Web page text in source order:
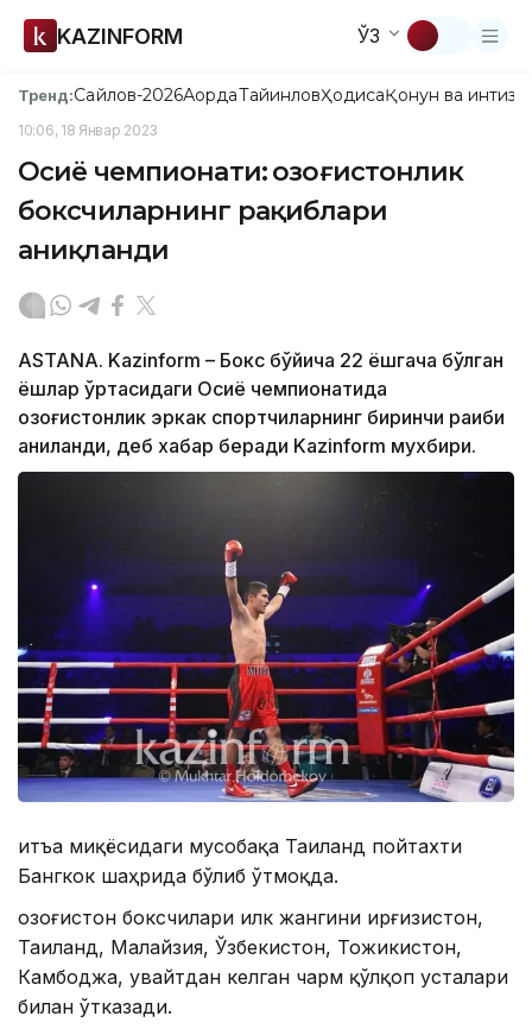
KAZINFORM ЎЗ
Тренд:Сайлов-2026АқордаТайинловҲодисаҚонун ва
10:06, 18 Январ 2023
Осиё чемпионати: Қозоғистонлик
боксчиларнинг рақиблари
аниқланди
ASTANA. Kazinform – Бокс бўйича 22 ёшгача бўлган
ёшлар ўртасидаги Осиё чемпионатида
қозоғистонлик эркак спортчиларнинг биринчи рақиби
аниқланди, деб хабар беради Kazinform мухбири.
Қитъа миқёсидаги мусобақа Таиланд пойтахти
Бангкок шаҳрида бўлиб ўтмоқда.
Қозоғистон боксчилари илк жангини Қирғизистон,
Таиланд, Малайзия, Ўзбекистон, Тожикистон,
Камбоджа, Қувайтдан келган чарм қўлқоп усталари
билан ўтказади.